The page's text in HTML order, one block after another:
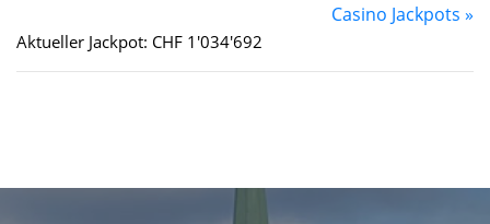
Casino Jackpots »
Aktueller Jackpot: CHF 1'034'692